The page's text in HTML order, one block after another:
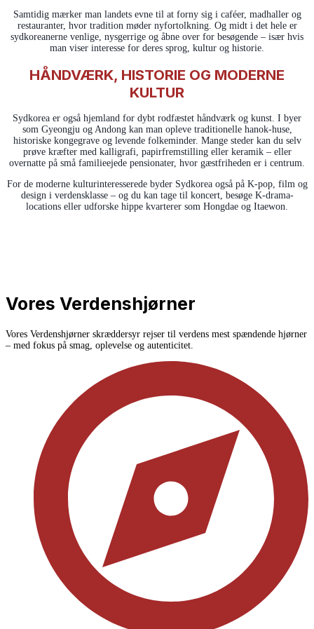
Samtidig mærker man landets evne til at forny sig i caféer, madhaller og
restauranter, hvor tradition møder nyfortolkning. Og midt i det hele er
sydkoreanerne venlige, nysgerrige og åbne over for besøgende – især hvis
man viser interesse for deres sprog, kultur og historie.
HÅNDVÆRK, HISTORIE OG MODERNE
KULTUR
Sydkorea er også hjemland for dybt rodfæstet håndværk og kunst. I byer
som Gyeongju og Andong kan man opleve traditionelle hanok-huse,
historiske kongegrave og levende folkeminder. Mange steder kan du selv
prøve kræfter med kalligrafi, papirfremstilling eller keramik – eller
overnatte på små familieejede pensionater, hvor gæstfriheden er i centrum.
For de moderne kulturinteresserede byder Sydkorea også på K-pop, film og
design i verdensklasse – og du kan tage til koncert, besøge K-drama-
locations eller udforske hippe kvarterer som Hongdae og Itaewon.
Vores Verdenshjørner
Vores Verdenshjørner skræddersyr rejser til verdens mest spændende hjørner
– med fokus på smag, oplevelse og autenticitet.